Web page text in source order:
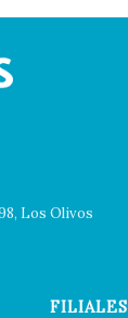
Los Olivos
FILIALES